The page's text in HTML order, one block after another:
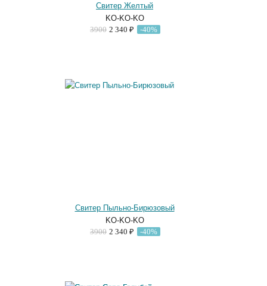
Свитер Желтый
KO-KO-KO
3900 2 340 ₽ -40%
Свитер Пыльно-Бирюзовый
KO-KO-KO
3900 2 340 ₽ -40%